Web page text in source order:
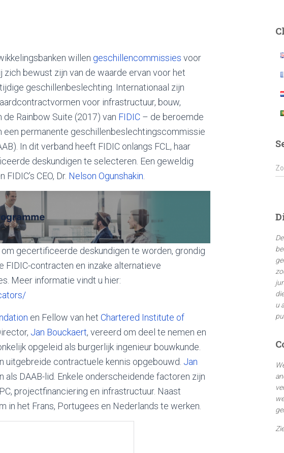
willen geschillencommissies voor
bewust zijn van de waarde ervan voor het
geschillenbeslechting. Internationaal zijn
voor infrastructuur, bouw,
Rainbow Suite (2017) van FIDIC – de beroemde
een permanente geschillenbeslechtingscommissie
In dit verband heeft FIDIC onlangs FCL, haar
deskundigen te selecteren. Een geweldig
FIDIC’s CEO, Dr. Nelson Ogunshakin
gecertificeerde deskundigen te worden, grondig
FIDIC-contracten en inzake alternatieve
Meer informatie vindt u hier:
en Fellow van het Chartered Institute of
Jan Bouckaert, vereerd om deel te nemen en
opgeleid als burgerlijk ingenieur bouwkunde.
uitgebreide contractuele kennis opgebouwd. Jan
als DAAB-lid. Enkele onderscheidende factoren zijn
projectfinanciering en infrastructuur. Naast
in het Frans, Portugees en Nederlands te werken.
Z
o
n
a
a
r
:
u